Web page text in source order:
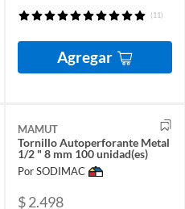
(11)
Agregar
MAMUT
Tornillo Autoperforante Metal
1/2 " 8 mm 100 unidad(es)
Por SODIMAC
$ 2.498